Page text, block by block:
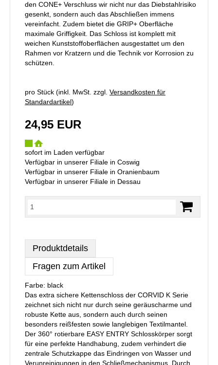
den CONE+ Verschluss wir nicht nur das Diebstahlrisiko
gesenkt, sondern auch das Abschließen immens
vereinfacht. Zudem bietet die GRIP+ Oberfläche
maximale Griffigkeit. Das Schloss ist komplett mit
weichen Kunststoffoberflächen ausgestattet um den
Rahmen vor Kratzern und die Technik vor Korrosion zu
schützen.
pro Stück (inkl. MwSt. zzgl. Versandkosten für
Standardartikel)
24,95 EUR
sofort im Laden verfügbar
Verfügbar in unserer Filiale in Coswig
Verfügbar in unserer Filiale in Oranienbaum
Verfügbar in unserer Filiale in Dessau
Produktdetails
Fragen zum Artikel
Farbe: black
Das extra sichere Kettenschloss der CORVID K Serie
zeichnet sich nicht nur durch seine geräuscharme und
robuste Kette aus, sondern auch durch seinen
besonders reißfesten sowie langlebigen Textilmantel.
Der 360° rotierbare EASY ENTRY Schlosskörper sorgt
für eine perfekte Handhabung, zudem verhindert die
zentrale Schutzkappe das Eindringen von Wasser und
Verunreinigungen in den Schließmechanismus. Durch